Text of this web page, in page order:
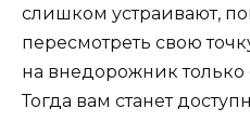
слишком устраивают,
пересмотреть свою
на внедорожник
Тогда вам станет